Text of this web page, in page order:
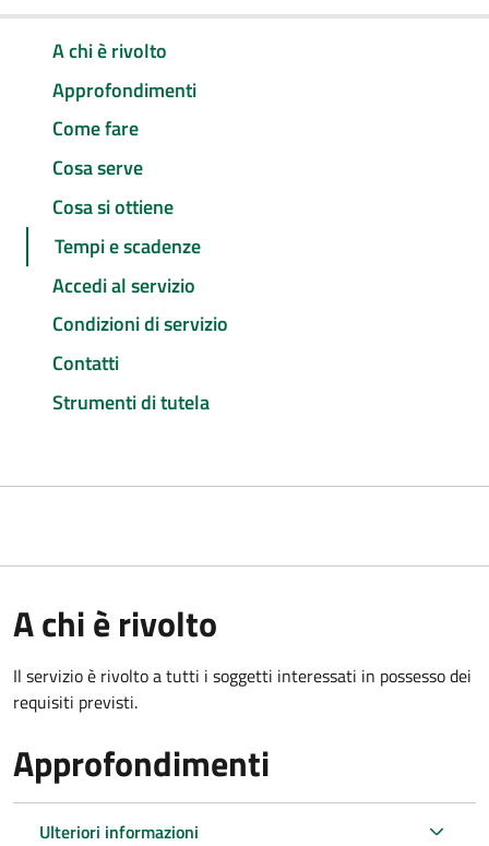
A chi è rivolto
Approfondimenti
Come fare
Cosa serve
Cosa si ottiene
Tempi e scadenze
Accedi al servizio
Condizioni di servizio
Contatti
Strumenti di tutela
A chi è rivolto
Il servizio è rivolto a tutti i soggetti interessati in possesso dei
requisiti previsti.
Approfondimenti
Ulteriori informazioni